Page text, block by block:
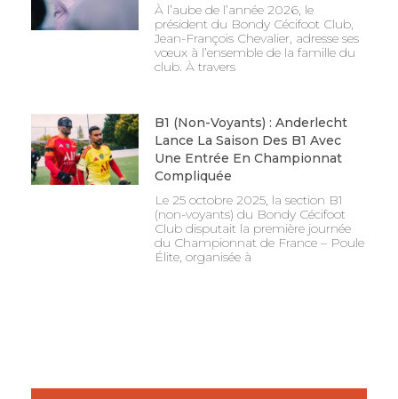
À l’aube de l’année 2026, le
président du Bondy Cécifoot Club,
Jean-François Chevalier, adresse ses
vœux à l’ensemble de la famille du
club. À travers
B1 (non-Voyants) : Anderlecht
Lance La Saison Des B1 Avec
Une Entrée En Championnat
Compliquée
Le 25 octobre 2025, la section B1
(non-voyants) du Bondy Cécifoot
Club disputait la première journée
du Championnat de France – Poule
Élite, organisée à